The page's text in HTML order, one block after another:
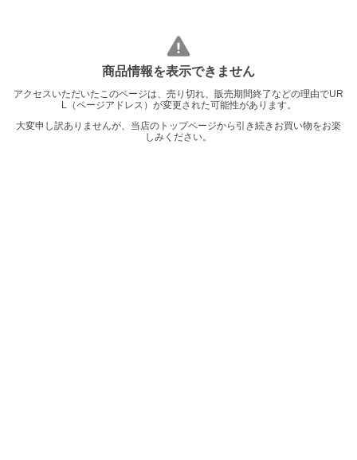
商品情報を表示できません
アクセスいただいたこのページは、売り切れ、販売期間終了などの理由でUR
L（ページアドレス）が変更された可能性があります。
大変申し訳ありませんが、当店のトップページから引き続きお買い物をお楽
しみください。